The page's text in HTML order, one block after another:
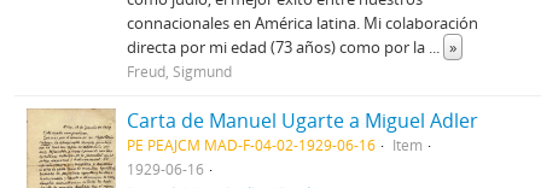
connacionales en América latina. Mi colaboración
directa por mi edad (73 años) como por la ... »
Freud, Sigmund
Carta de Manuel Ugarte a Miguel Adler
PE PEAJCM MAD-F-04-02-1929-06-16
Item
1929-06-16